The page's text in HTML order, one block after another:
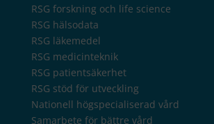
RSG forskning och life science
RSG hälsodata
RSG läkemedel
RSG medicinteknik
RSG patientsäkerhet
RSG stöd för utveckling
Nationell högspecialiserad vård
Samarbete för bättre vård